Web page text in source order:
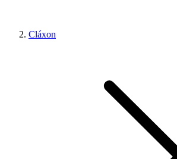
Cláxon